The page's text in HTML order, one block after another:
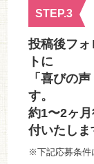
STEP.3
投稿後フ
トに
「喜びの
す。
約1〜2ヶ
付いたしま
※下記応募条件